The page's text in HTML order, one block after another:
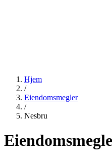
Hjem
/
Eiendomsmegler
/
Nesbru